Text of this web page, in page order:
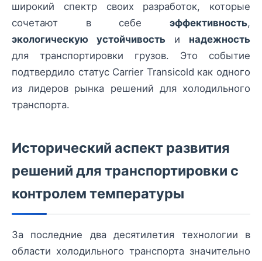
широкий спектр своих разработок, которые
сочетают в себе эффективность,
экологическую устойчивость и надежность
для транспортировки грузов. Это событие
подтвердило статус Carrier Transicold как одного
из лидеров рынка решений для холодильного
транспорта.
Исторический аспект развития
решений для транспортировки с
контролем температуры
За последние два десятилетия технологии в
области холодильного транспорта значительно